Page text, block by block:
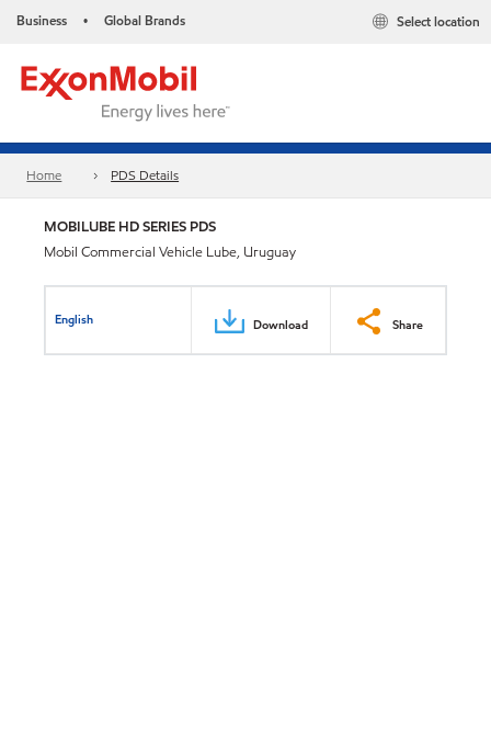
Business • Global Brands Select location
Home PDS Details
MOBILUBE HD SERIES PDS
Mobil Commercial Vehicle Lube, Uruguay
English Download Share